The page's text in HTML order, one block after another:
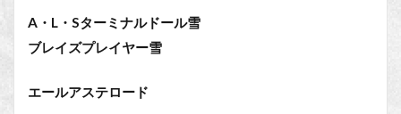
A・L・Sターミナルドール雪
ブレイズプレイヤー雪
エールアステロード